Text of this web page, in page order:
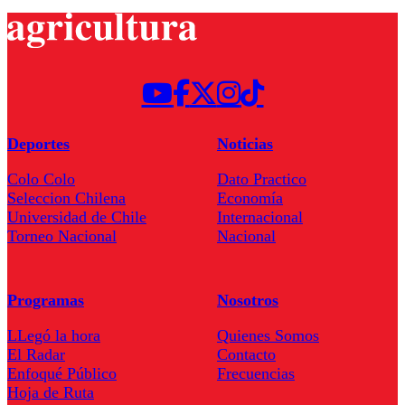
Deportes
Colo Colo
Seleccion Chilena
Universidad de Chile
Torneo Nacional
Noticias
Dato Practico
Economía
Internacional
Nacional
Programas
LLegó la hora
El Radar
Enfoqué Público
Hoja de Ruta
Nosotros
Quienes Somos
Contacto
Frecuencias